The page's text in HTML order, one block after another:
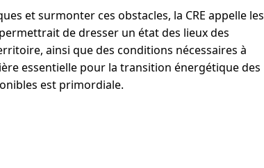
et surmonter ces obstacles, la CRE appelle les
de dresser un état des lieux des
ainsi que des conditions nécessaires à
essentielle pour la transition énergétique des
est primordiale.